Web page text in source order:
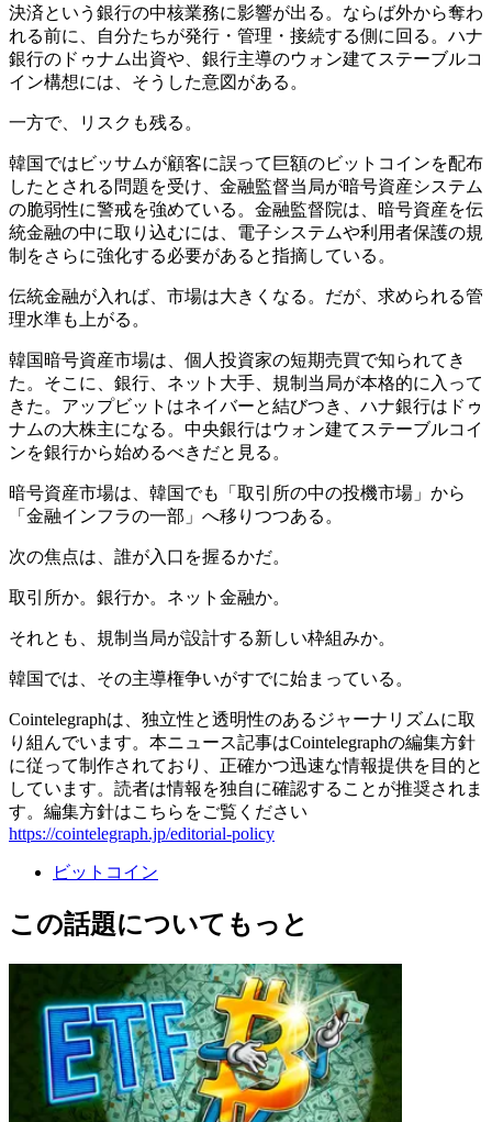
決済という銀行の中核業務に影響が出る。ならば外から奪わ
れる前に、自分たちが発行・管理・接続する側に回る。ハナ
銀行のドゥナム出資や、銀行主導のウォン建てステーブルコ
イン構想には、そうした意図がある。
一方で、リスクも残る。
韓国ではビッサムが顧客に誤って巨額のビットコインを配布
したとされる問題を受け、金融監督当局が暗号資産システム
の脆弱性に警戒を強めている。金融監督院は、暗号資産を伝
統金融の中に取り込むには、電子システムや利用者保護の規
制をさらに強化する必要があると指摘している。
伝統金融が入れば、市場は大きくなる。だが、求められる管
理水準も上がる。
韓国暗号資産市場は、個人投資家の短期売買で知られてき
た。そこに、銀行、ネット大手、規制当局が本格的に入って
きた。アップビットはネイバーと結びつき、ハナ銀行はドゥ
ナムの大株主になる。中央銀行はウォン建てステーブルコイ
ンを銀行から始めるべきだと見る。
暗号資産市場は、韓国でも「取引所の中の投機市場」から
「金融インフラの一部」へ移りつつある。
次の焦点は、誰が入口を握るかだ。
取引所か。銀行か。ネット金融か。
それとも、規制当局が設計する新しい枠組みか。
韓国では、その主導権争いがすでに始まっている。
Cointelegraphは、独立性と透明性のあるジャーナリズムに取
り組んでいます。本ニュース記事はCointelegraphの編集方針
に従って制作されており、正確かつ迅速な情報提供を目的と
しています。読者は情報を独自に確認することが推奨されま
す。編集方針はこちらをご覧ください
https://cointelegraph.jp/editorial-policy
ビットコイン
この話題についてもっと